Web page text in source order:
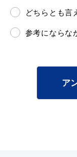
ダウンロ
どちらとも言
参考にならな
ア